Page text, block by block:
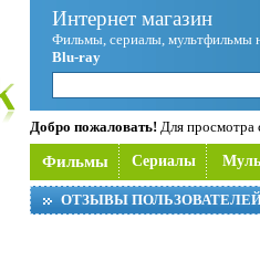
Интернет магазин
Фильмы, сериалы, мультфильмы
Blu-ray
Добро пожаловать! Для просмотра
Фильмы Сериалы
ОТЗЫВЫ